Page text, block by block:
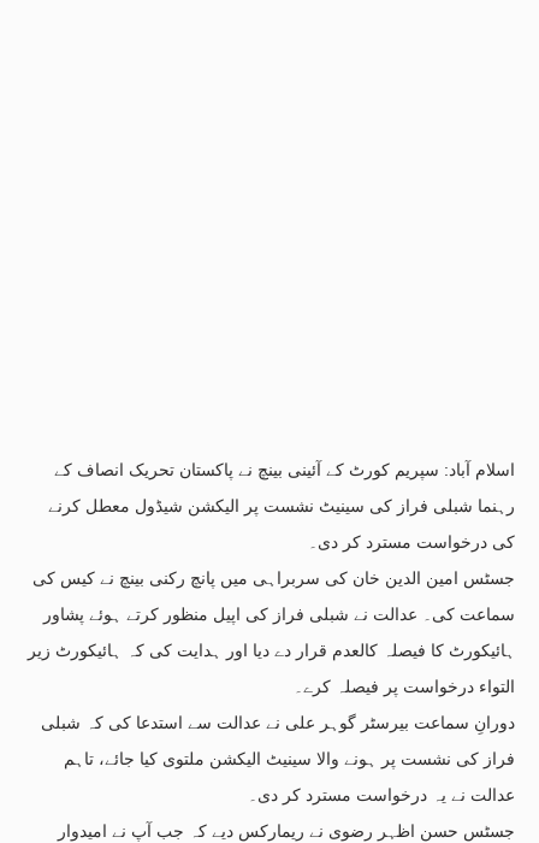
اسلام آباد: سپریم کورٹ کے آئینی بینچ نے پاکستان تحریک انصاف کے
رہنما شبلی فراز کی سینیٹ نشست پر الیکشن شیڈول معطل کرنے
کی درخواست مسترد کر دی۔
جسٹس امین الدین خان کی سربراہی میں پانچ رکنی بینچ نے کیس کی
سماعت کی۔ عدالت نے شبلی فراز کی اپیل منظور کرتے ہوئے پشاور
ہائیکورٹ کا فیصلہ کالعدم قرار دے دیا اور ہدایت کی کہ ہائیکورٹ زیر
التواء درخواست پر فیصلہ کرے۔
دورانِ سماعت بیرسٹر گوہر علی نے عدالت سے استدعا کی کہ شبلی
فراز کی نشست پر ہونے والا سینیٹ الیکشن ملتوی کیا جائے، تاہم
عدالت نے یہ درخواست مسترد کر دی۔
جسٹس حسن اظہر رضوی نے ریمارکس دیے کہ جب آپ نے امیدوار